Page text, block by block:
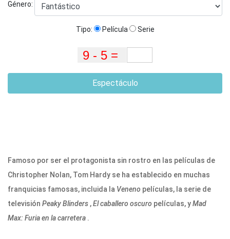
Género:
Tipo: Película Serie
Espectáculo
Famoso por ser el protagonista sin rostro en las películas de
Christopher Nolan, Tom Hardy se ha establecido en muchas
franquicias famosas, incluida la Veneno películas, la serie de
televisión Peaky Blinders ,El caballero oscuro películas, yMad
Max: Furia en la carretera .